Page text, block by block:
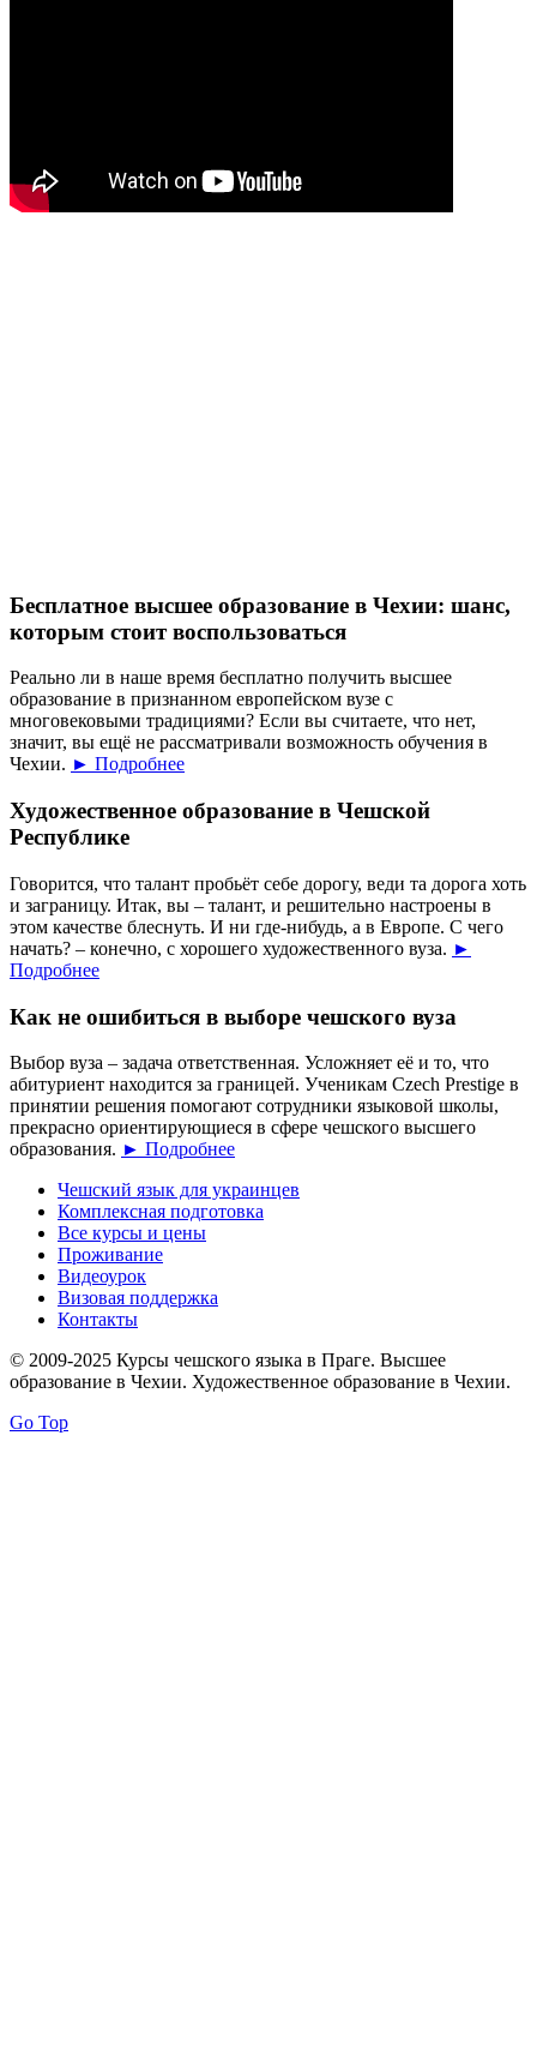
Бесплатное высшее образование в Чехии: шанс,
которым стоит воспользоваться
Реально ли в наше время бесплатно получить высшее
образование в признанном европейском вузе с
многовековыми традициями? Если вы считаете, что нет,
значит, вы ещё не рассматривали возможность обучения в
Чехии. ► Подробнее
Художественное образование в Чешской
Республике
Говорится, что талант пробьёт себе дорогу, веди та дорога хоть
и заграницу. Итак, вы – талант, и решительно настроены в
этом качестве блеснуть. И ни где-нибудь, а в Европе. С чего
начать? – конечно, с хорошего художественного вуза. ►
Подробнее
Как не ошибиться в выборе чешского вуза
Выбор вуза – задача ответственная. Усложняет её и то, что
абитуриент находится за границей. Ученикам Czech Prestige в
принятии решения помогают сотрудники языковой школы,
прекрасно ориентирующиеся в сфере чешского высшего
образования. ► Подробнее
Чешский язык для украинцев
Комплексная подготовка
Все курсы и цены
Проживание
Видеоурок
Визовая поддержка
Контакты
© 2009-2025 Курсы чешского языка в Праге. Высшее
образование в Чехии. Художественное образование в Чехии.
Go Top